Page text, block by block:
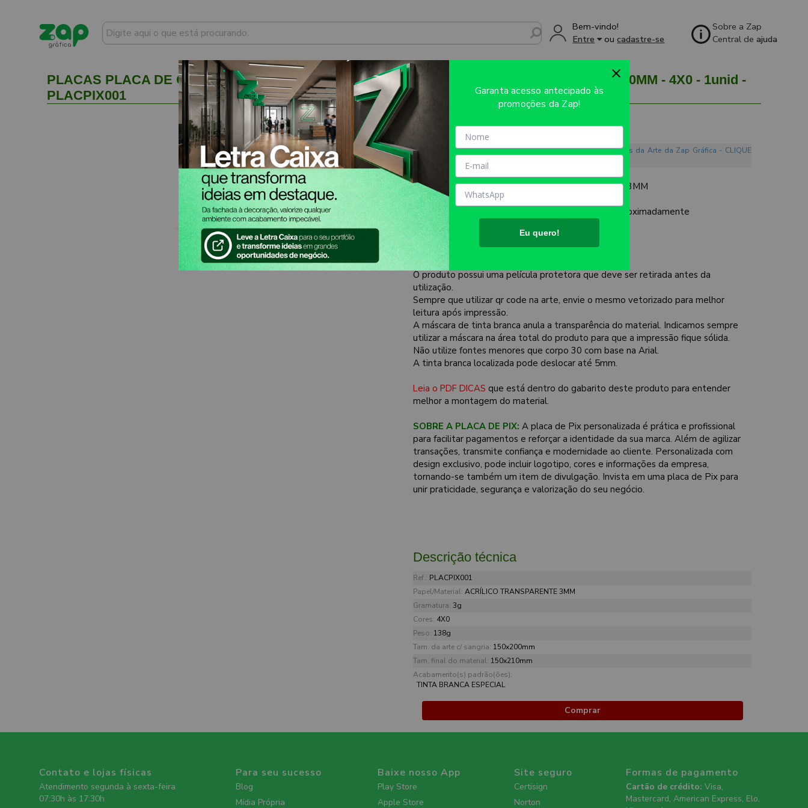
Bem-vindo!
Entre
oucadastre-se
Sobre a Zap
Central deajuda
PLACAS PLACA DE QR CODE PIX IMPRESSÃO UV ACRÍLICO TRANSPARENTE 3MM 150X210MM - 4X0 - 1unid -
PLACPIX001
Sobre o produto
Evite refugos e erros de impressão. Conheça os Mandamentos da Arte da Zap Gráfica - CLIQUE
MATÉRIA PRIMA:ACRÍLICO TRANSPARENTE DE 3MM
TAMANHO FINAL DO PRODUTO: 150x210mm aproximadamente
TIPO DE IMPRESSÃO: UV
INFORMAÇÕES IMPORTANTES:
O produto possui uma película protetora que deve ser retirada antes da
utilização.
Sempre que utilizar qr code na arte, envie o mesmo vetorizado para melhor
leitura após impressão.
A máscara de tinta branca anula a transparência do material. Indicamos sempre
utilizar a máscara na área total do produto para que a impressão fique sólida.
Não utilize fontes menores que corpo 30 com base na Arial.
A tinta branca localizada pode deslocar até 5mm.
Leia o PDF DICAS que está dentro do gabarito deste produto para entender
melhor a montagem do material.
SOBRE A PLACA DE PIX: A placa de Pix personalizada é prática e profissional
para facilitar pagamentos e reforçar a identidade da sua marca. Além de agilizar
transações, transmite confiança e modernidade ao cliente. Personalizada com
design exclusivo, pode incluir logotipo, cores e informações da empresa,
tornando-se também um item de divulgação. Invista em uma placa de Pix para
unir praticidade, segurança e valorização do seu negócio.
Descrição técnica
Ref.: PLACPIX001
Papel/Material: ACRÍLICO TRANSPARENTE 3MM
Gramatura: 3g
Cores: 4X0
Peso: 138g
Tam. da arte c/ sangria: 150x200mm
Tam. final do material: 150x210mm
Acabamento(s) padrão(ões):
TINTA BRANCA ESPECIAL
Comprar
Contato e lojas físicas
Atendimento segunda à sexta-feira
07:30h às 17:30h
Para seu sucesso
Blog
Mídia Própria
Baixe nosso App
Play Store
Apple Store
Site seguro
Certisign
Norton
Formas de pagamento
Cartão de crédito: Visa,
Mastercard, American Express, Elo,
Garanta acesso antecipado às
promoções da Zap!
Eu quero!